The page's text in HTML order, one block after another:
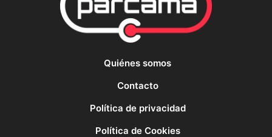
Quiénes somos
Contacto
Política de privacidad
Política de Cookies